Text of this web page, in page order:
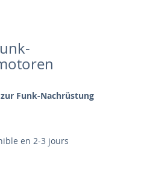
Funk-Nachrüstung
en 2-3 jours